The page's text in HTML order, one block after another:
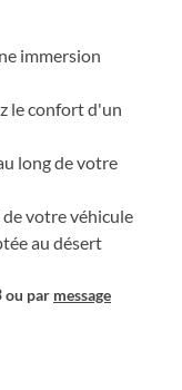
et des colonies
et ses dunes
votre véhicule de
votre choix.
immersion
le confort d'un
long de votre
de votre véhicule
au désert
ou par message